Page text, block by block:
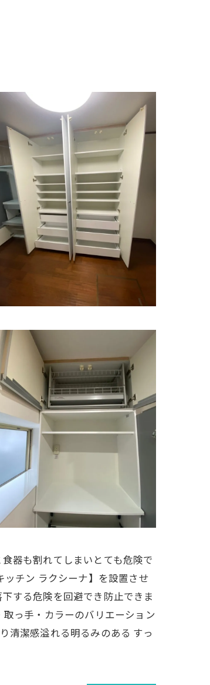
器も割れてしまいとても危険で
チン ラクシーナ】を設置させ
する危険を回避でき防止できま
っ手・カラーのバリエーション
清潔感溢れる明るみのある すっ